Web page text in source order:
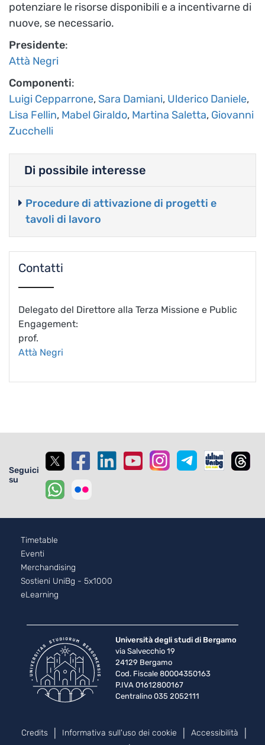
potenziare le risorse disponibili e a incentivarne di
nuove, se necessario.
Presidente:
Attà Negri
Componenti:
Luigi Cepparrone, Sara Damiani, Ulderico Daniele,
Lisa Fellin, Mabel Giraldo, Martina Saletta, Giovanni
Zucchelli
Di possibile interesse
Procedure di attivazione di progetti e
tavoli di lavoro
Contatti
Delegato del Direttore alla Terza Missione e Public
Engagement:
prof.
Attà Negri
Seguici
su
Footer - 2
Timetable
Eventi
Merchandising
Sostieni UniBg - 5x1000
eLearning
Università degli studi di Bergamo
via Salvecchio 19
24129 Bergamo
Cod. Fiscale 80004350163
P.IVA 01612800167
Centralino 035 2052111
Piè di pagina
Credits Informativa sull'uso dei cookie
Accessibilità